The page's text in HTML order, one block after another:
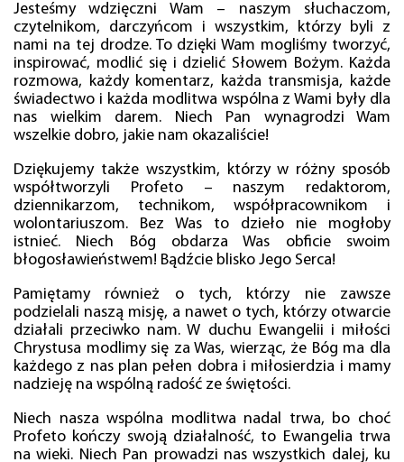
Jesteśmy wdzięczni Wam – naszym słuchaczom,
czytelnikom, darczyńcom i wszystkim, którzy byli z
nami na tej drodze. To dzięki Wam mogliśmy tworzyć,
inspirować, modlić się i dzielić Słowem Bożym. Każda
rozmowa, każdy komentarz, każda transmisja, każde
świadectwo i każda modlitwa wspólna z Wami były dla
nas wielkim darem. Niech Pan wynagrodzi Wam
wszelkie dobro, jakie nam okazaliście!
Dziękujemy także wszystkim, którzy w różny sposób
współtworzyli Profeto – naszym redaktorom,
dziennikarzom, technikom, współpracownikom i
wolontariuszom. Bez Was to dzieło nie mogłoby
istnieć. Niech Bóg obdarza Was obficie swoim
błogosławieństwem! Bądźcie blisko Jego Serca!
Pamiętamy również o tych, którzy nie zawsze
podzielali naszą misję, a nawet o tych, którzy otwarcie
działali przeciwko nam. W duchu Ewangelii i miłości
Chrystusa modlimy się za Was, wierząc, że Bóg ma dla
każdego z nas plan pełen dobra i miłosierdzia i mamy
nadzieję na wspólną radość ze świętości.
Niech nasza wspólna modlitwa nadal trwa, bo choć
Profeto kończy swoją działalność, to Ewangelia trwa
na wieki. Niech Pan prowadzi nas wszystkich dalej, ku